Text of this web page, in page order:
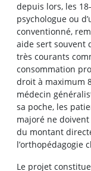
depuis lors, les
psychologue ou
conventionné,
aide sert souvent
très courants
consommation
droit à maximum
médecin
sa poche, les
majoré ne doivent
du montant
l’orthopédagogie
Le projet